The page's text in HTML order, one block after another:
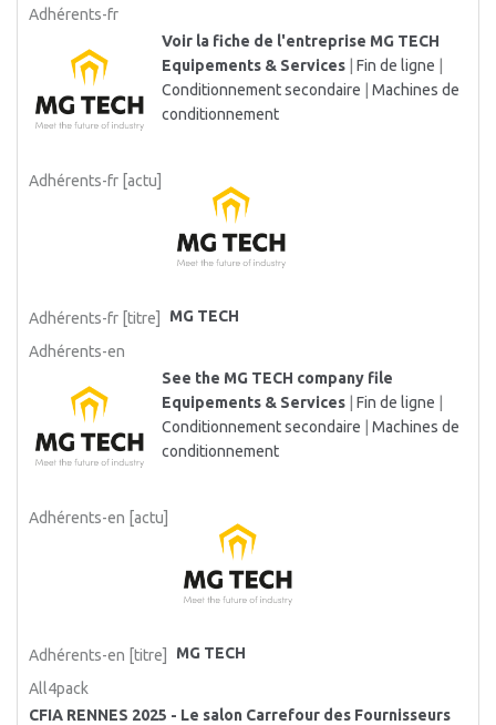
Adhérents-fr
Voir la fiche de l'entreprise MG TECH
Equipements & Services |Fin de ligne
Conditionnement secondaire |Machines de
conditionnement
Adhérents-fr [actu]
Adhérents-fr [titre]
MG TECH
Adhérents-en
See the MG TECH company file
Equipements & Services |Fin de ligne
Conditionnement secondaire |Machines de
conditionnement
Adhérents-en [actu]
Adhérents-en [titre]
MG TECH
All4pack
CFIA RENNES 2025 - Le salon Carrefour des Fournisseurs